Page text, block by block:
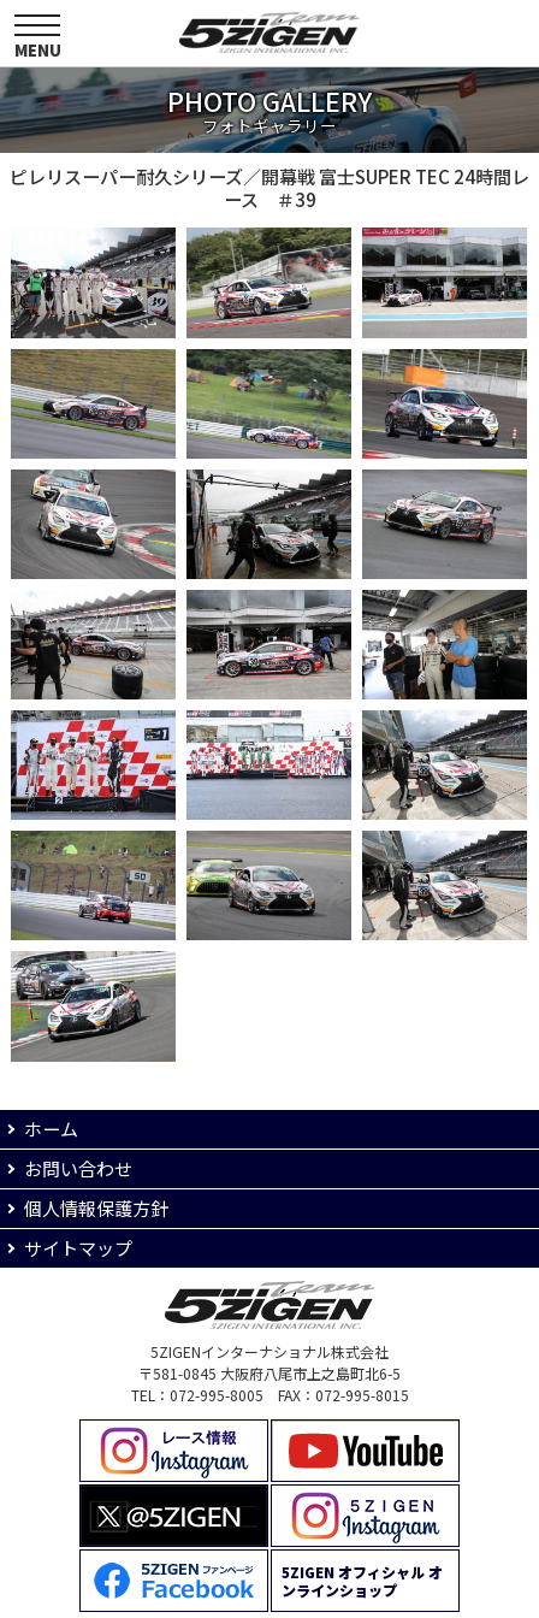
toggle
navigation
MENU
PHOTO GALLERY
フォトギャラリー
ピレリスーパー耐久シリーズ／開幕戦 富士SUPER TEC 24時間レ
ース ＃39
ホーム
お問い合わせ
個人情報保護方針
サイトマップ
5ZIGENインターナショナル株式会社
〒581-0845 大阪府八尾市上之島町北6-5
TEL：072-995-8005 FAX：072-995-8015
5ZIGEN オフィシャル オ
ンラインショップ